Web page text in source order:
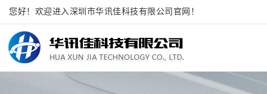
您好！欢迎进入深圳市华讯佳科技有限公司官网！